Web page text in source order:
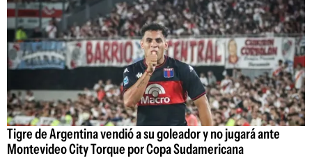
Tigre de Argentina vendió a su goleador y no jugará ante
Montevideo City Torque por Copa Sudamericana